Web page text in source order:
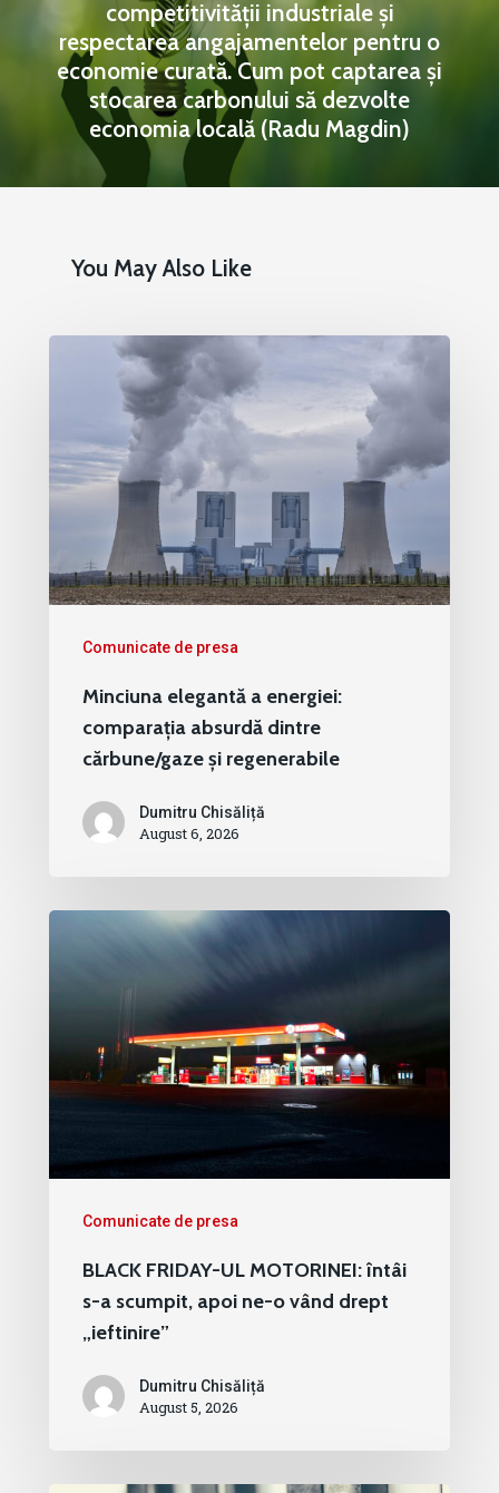
competitivității industriale și
respectarea angajamentelor pentru o
economie curată. Cum pot captarea și
stocarea carbonului să dezvolte
economia locală (Radu Magdin)
You May Also Like
Comunicate de presa
Minciuna elegantă a energiei:
comparația absurdă dintre
cărbune/gaze și regenerabile
Dumitru Chisăliță
August 6, 2026
Comunicate de presa
BLACK FRIDAY-UL MOTORINEI: întâi
s-a scumpit, apoi ne-o vând drept
„ieftinire”
Dumitru Chisăliță
August 5, 2026
Mai 2015
Martie 2015
Construcții și
pentru o Românie